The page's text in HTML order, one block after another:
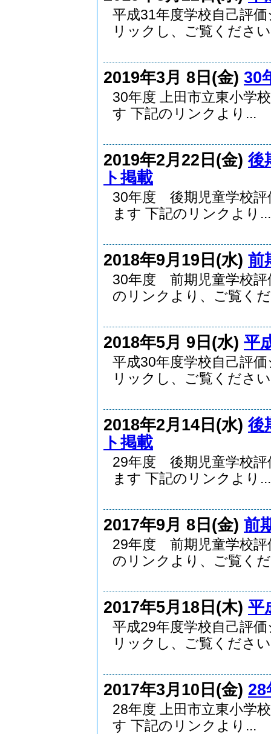
平成31年度学校自己評
リックし、ご覧くださ
2019年3月 8日(金) 30
30年度 上田市立東小学
す 下記のリンクより...
2019年2月22日(金)後
ト掲載
30年度 後期児童学校評
ます 下記のリンクより...
2018年9月19日(水) 前
30年度 前期児童学校評
のリンクより、ご覧く
2018年5月 9日(水) 平
平成30年度学校自己評
リックし、ご覧くださ
2018年2月14日(水)後
ト掲載
29年度 後期児童学校評
ます 下記のリンクより...
2017年9月 8日(金) 前
29年度 前期児童学校評
のリンクより、ご覧く
2017年5月18日(木) 平
平成29年度学校自己評
リックし、ご覧くださ
2017年3月10日(金) 28
28年度 上田市立東小学
す 下記のリンクより...